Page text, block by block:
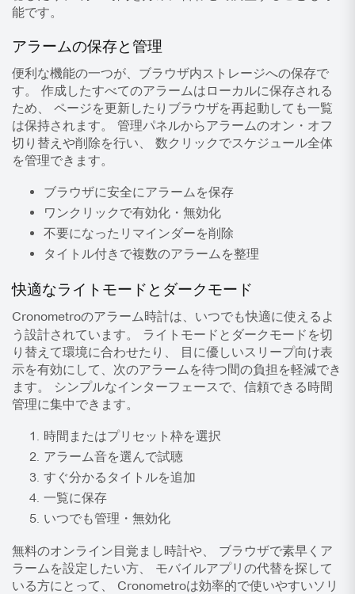
能です。
アラームの保存と管理
便利な機能の一つが、ブラウザ内ストレージへの保存で
す。 作成したすべてのアラームはローカルに保存される
ため、 ページを更新したりブラウザを再起動しても一覧
は保持されます。 管理パネルからアラームのオン・オフ
切り替えや削除を行い、 数クリックでスケジュール全体
を管理できます。
ブラウザに安全にアラームを保存
ワンクリックで有効化・無効化
不要になったリマインダーを削除
タイトル付きで複数のアラームを整理
快適なライトモードとダークモード
Cronometroのアラーム時計は、いつでも快適に使えるよ
う設計されています。 ライトモード と ダークモード を切
り替えて環境に合わせたり、 目に優しいスリープ向け表
示を有効にして、次のアラームを待つ間の負担を軽減でき
ます。 シンプルなインターフェースで、信頼できる時間
管理に集中できます。
時間またはプリセット枠を選択
アラーム音を選んで試聴
すぐ分かるタイトルを追加
一覧に保存
いつでも管理・無効化
無料のオンライン目覚まし時計や、 ブラウザで素早くア
ラームを設定したい方、 モバイルアプリの代替を探して
いる方にとって、 Cronometroは効率的で使いやすいソリ